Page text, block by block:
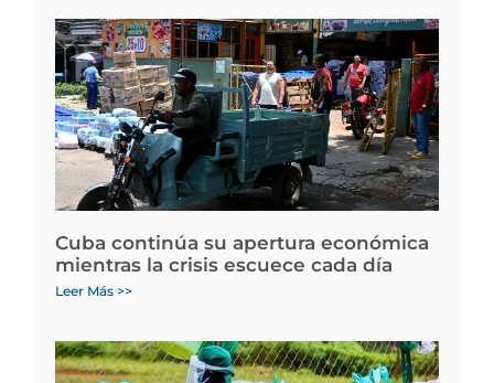
Cuba continúa su apertura económica
mientras la crisis escuece cada día
Leer Más >>